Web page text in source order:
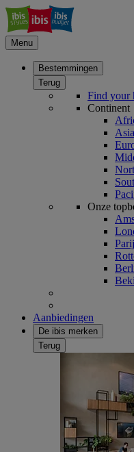
Menu
Bestemmingen
Terug
Find your
Continent
Asia
Onze
Aanbiedingen
De ibis merken
Terug